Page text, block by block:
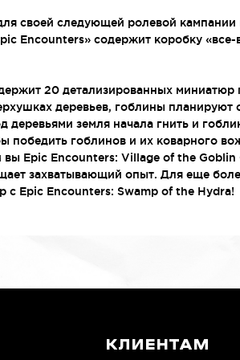
своей следующей ролевой
Encounters» содержит коробку
20 детализированных миниатюр
деревьев, гоблины планируют
деревьями земля начала гнить и
победить гоблинов и их коварного
вы Epic Encounters: Village of the
захватывающий опыт. Для еще
с Epic Encounters: Swamp of the Hydra!
КЛИЕНТАМ